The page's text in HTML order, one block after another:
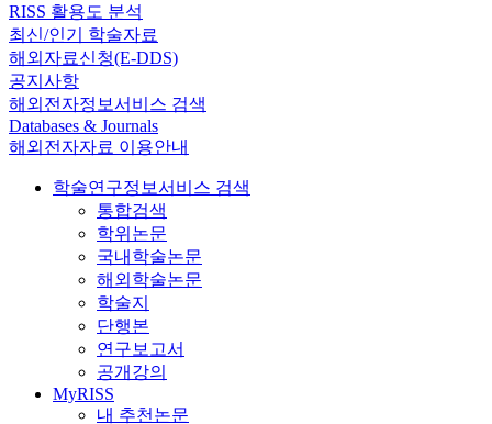
RISS 활용도 분석
최신/인기 학술자료
해외자료신청(E-DDS)
공지사항
해외전자정보서비스 검색
Databases & Journals
해외전자자료 이용안내
학술연구정보서비스 검색
통합검색
학위논문
국내학술논문
해외학술논문
학술지
단행본
연구보고서
공개강의
MyRISS
내 추천논문